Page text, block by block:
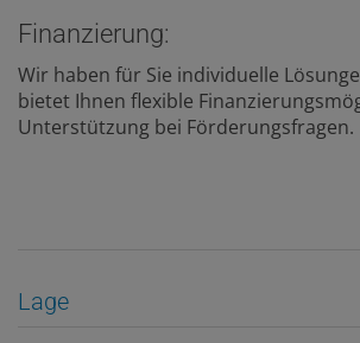
Finanzierung:
Wir haben für Sie individuelle
bietet Ihnen flexible
Unterstützung bei Förderungsfragen.
Lage